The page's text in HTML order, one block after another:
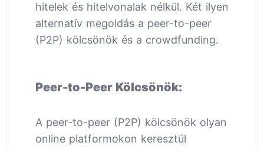
hitelek és hitelvonalak nélkül. Két ilyen
alternatív megoldás a peer-to-peer
(P2P) kölcsönök és a crowdfunding.
Peer-to-Peer Kölcsönök:
A peer-to-peer (P2P) kölcsönök olyan
online platformokon keresztül